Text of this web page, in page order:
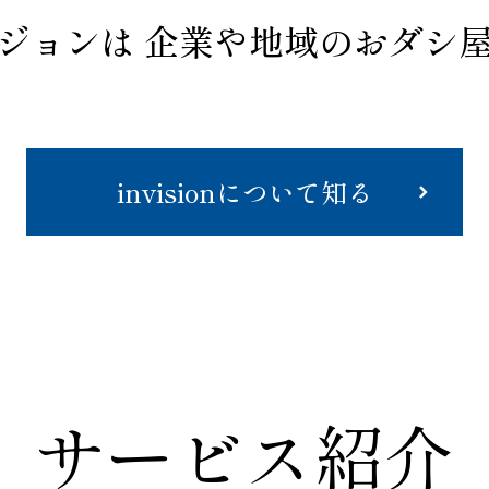
ョンは 企業や地域のおダシ
invisionについて知る
サービス紹介